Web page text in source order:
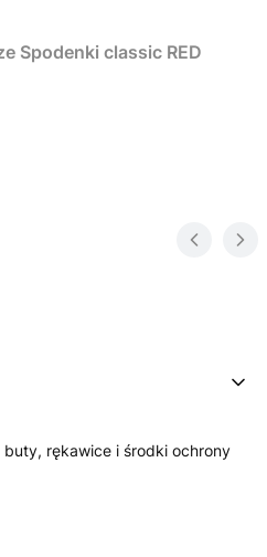
Spodenki classic RED
rękawice i środki ochrony